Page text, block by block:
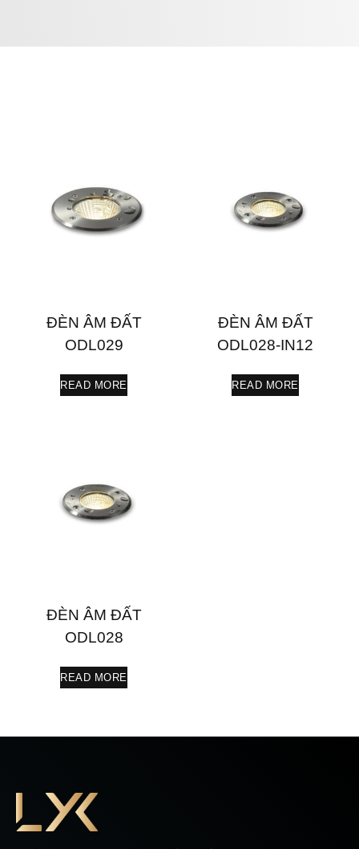
ĐÈN ÂM ĐẤT
ODL029
READ MORE
ĐÈN ÂM ĐẤT
ODL028-IN12
READ MORE
ĐÈN ÂM ĐẤT
ODL028
READ MORE